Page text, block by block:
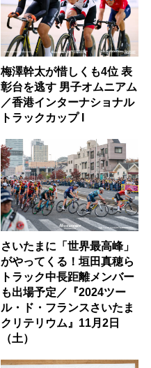
梅澤幹太が惜しくも4位 表
彰台を逃す 男子オムニアム
／香港インターナショナル
トラックカップ I
さいたまに「世界最高峰」
がやってくる！垣田真穂ら
トラック中長距離メンバー
も出場予定／『2024ツー
ル・ド・フランスさいたま
クリテリウム』11月2日
（土）